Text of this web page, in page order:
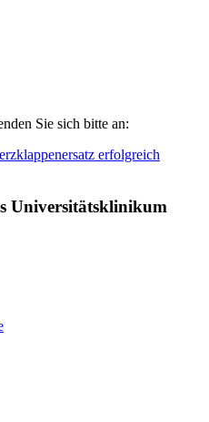
Sie sich bitte an:
Universitätsklinikum